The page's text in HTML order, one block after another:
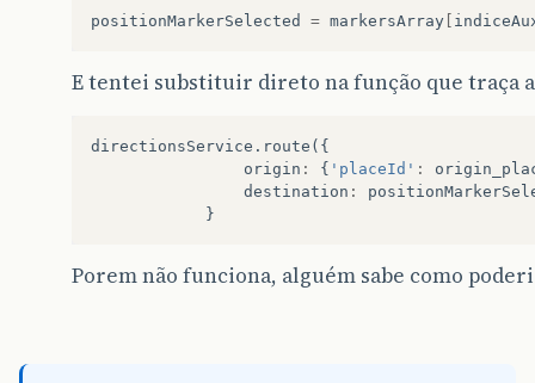
destination
'placeId'
)
directionsDisplay.
}
positionMarkerSelected = markersArray [
E tentei substituir direto na função que traça
directionsService . route ({
origin : { 'placeId' :
destination :
}
Porem não funciona, alguém sabe como